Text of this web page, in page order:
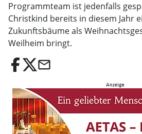
Programmteam ist jedenfalls
Christkind bereits in diesem Jahr
Zukunftsbäume als
Weilheim bringt.
email